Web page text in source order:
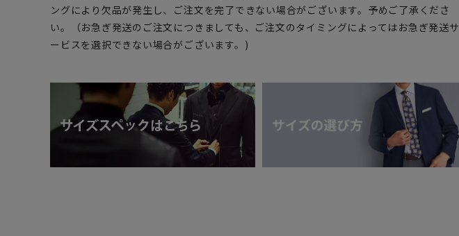
ングにより欠品が発生し、ご注文を完了できない場合がございます。予めご了承くださ
い。（お急ぎ発送のご注文につきましても、ご注文のタイミングによってはお急ぎ発送サ
ービスを選択できない場合がございます。)